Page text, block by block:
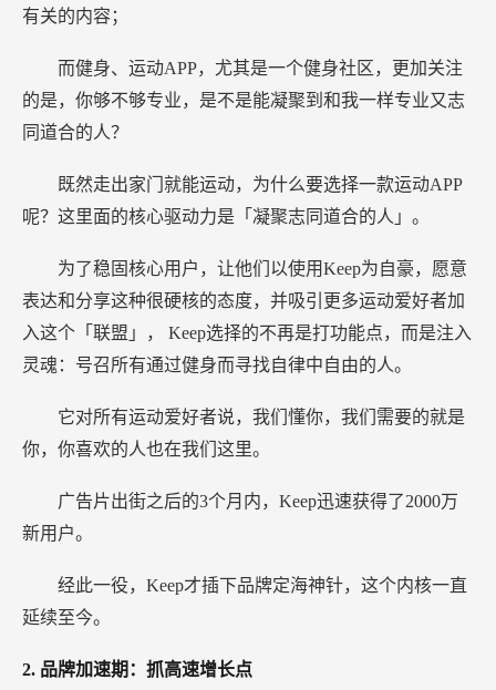
有关的内容；
而健身、运动APP，尤其是一个健身社区，更加关注
的是，你够不够专业，是不是能凝聚到和我一样专业又志
同道合的人？
既然走出家门就能运动，为什么要选择一款运动APP
呢？这里面的核心驱动力是「凝聚志同道合的人」。
为了稳固核心用户，让他们以使用Keep为自豪，愿意
表达和分享这种很硬核的态度，并吸引更多运动爱好者加
入这个「联盟」， Keep选择的不再是打功能点，而是注入
灵魂：号召所有通过健身而寻找自律中自由的人。
它对所有运动爱好者说，我们懂你，我们需要的就是
你，你喜欢的人也在我们这里。
广告片出街之后的3个月内，Keep迅速获得了2000万
新用户。
经此一役，Keep才插下品牌定海神针，这个内核一直
延续至今。
2. 品牌加速期：抓高速增长点